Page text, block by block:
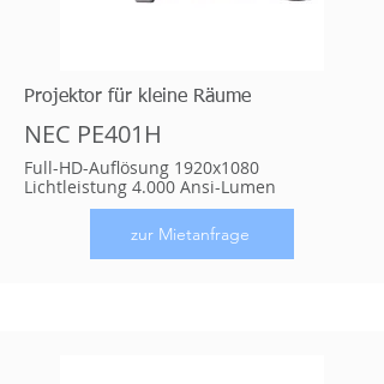
Projektor für kleine Räume
NEC PE401H
Full-HD-Auflösung 1920x1080
Lichtleistung 4.000 Ansi-Lumen
zur Mietanfrage